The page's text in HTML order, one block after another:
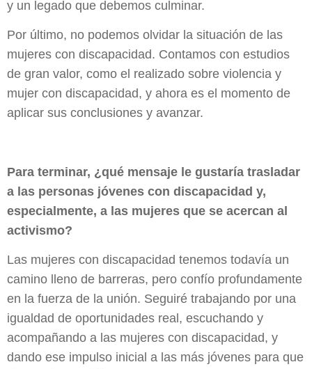
y un legado que debemos culminar.
Por último, no podemos olvidar la situación de las
mujeres con discapacidad. Contamos con estudios
de gran valor, como el realizado sobre violencia y
mujer con discapacidad, y ahora es el momento de
aplicar sus conclusiones y avanzar.
Para terminar, ¿qué mensaje le gustaría trasladar
a las personas jóvenes con discapacidad y,
especialmente, a las mujeres que se acercan al
activismo?
Las mujeres con discapacidad tenemos todavía un
camino lleno de barreras, pero confío profundamente
en la fuerza de la unión. Seguiré trabajando por una
igualdad de oportunidades real, escuchando y
acompañando a las mujeres con discapacidad, y
dando ese impulso inicial a las más jóvenes para que